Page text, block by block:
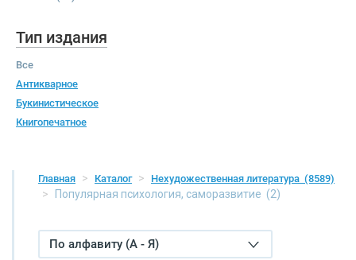
Тип издания
Все
Антикварное
Букинистическое
Книгопечатное
Главная Каталог Нехудожественная литература (8589)
Популярная психология, саморазвитие (2)
По алфавиту (А - Я)